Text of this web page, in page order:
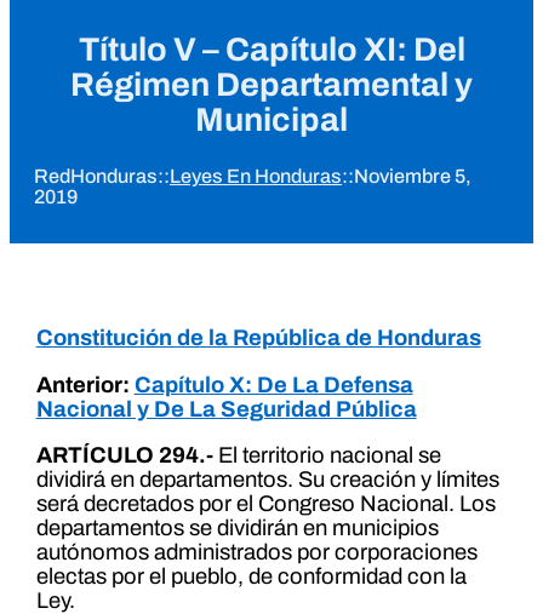
Título V – Capítulo XI: Del
Régimen Departamental y
Municipal
RedHonduras::Leyes En Honduras::Noviembre 5,
2019
Constitución de la República de Honduras
Anterior: Capítulo X: De La Defensa
Nacional y De La Seguridad Pública
ARTÍCULO 294.-El territorio nacional se
dividirá en departamentos. Su creación y límites
será decretados por el Congreso Nacional. Los
departamentos se dividirán en municipios
autónomos administrados por corporaciones
electas por el pueblo, de conformidad con la
Ley.